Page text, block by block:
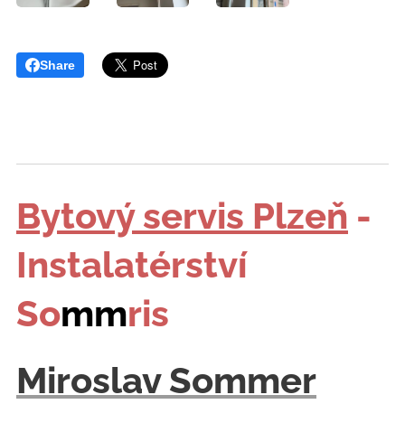
Share
Bytový servis Plzeň -
Instalatérství
Sommris
Miroslav Sommer